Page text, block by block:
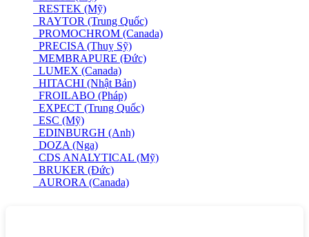
RESTEK (Mỹ)
RAYTOR (Trung Quốc)
PROMOCHROM (Canada)
PRECISA (Thuỵ Sỹ)
MEMBRAPURE (Đức)
LUMEX (Canada)
HITACHI (Nhật Bản)
FROILABO (Pháp)
EXPECT (Trung Quốc)
ESC (Mỹ)
EDINBURGH (Anh)
DOZA (Nga)
CDS ANALYTICAL (Mỹ)
BRUKER (Đức)
AURORA (Canada)